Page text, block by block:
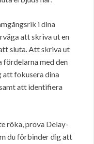
i dina
att skriva ut en
sluta. Att skriva ut
med den
att fokusera dina
att identifiera
röka, prova Delay-
du förbinder dig att